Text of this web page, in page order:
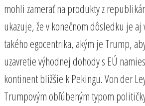
mohli zamerať na produkty z
ukazuje, že v konečnom dôsledku je aj
takého egocentrika, akým je Trump,
uzavretie výhodnej dohody s EÚ
kontinent bližšie k Pekingu. Von der
Trumpovým obľúbeným typom